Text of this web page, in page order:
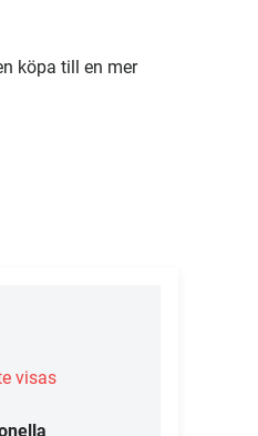
köpa till en mer
visas